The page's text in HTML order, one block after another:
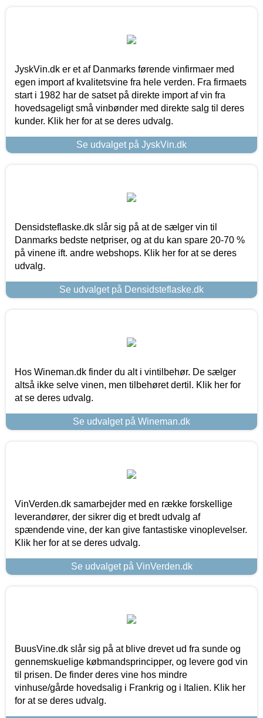
JyskVin.dk er et af Danmarks førende vinfirmaer med
egen import af kvalitetsvine fra hele verden. Fra firmaets
start i 1982 har de satset på direkte import af vin fra
hovedsageligt små vinbønder med direkte salg til deres
kunder. Klik her for at se deres udvalg.
Se udvalget på JyskVin.dk
Densidsteflaske.dk slår sig på at de sælger vin til
Danmarks bedste netpriser, og at du kan spare 20-70 %
på vinene ift. andre webshops. Klik her for at se deres
udvalg.
Se udvalget på Densidsteflaske.dk
Hos Wineman.dk finder du alt i vintilbehør. De sælger
altså ikke selve vinen, men tilbehøret dertil. Klik her for
at se deres udvalg.
Se udvalget på Wineman.dk
VinVerden.dk samarbejder med en række forskellige
leverandører, der sikrer dig et bredt udvalg af
spændende vine, der kan give fantastiske vinoplevelser.
Klik her for at se deres udvalg.
Se udvalget på VinVerden.dk
BuusVine.dk slår sig på at blive drevet ud fra sunde og
gennemskuelige købmandsprincipper, og levere god vin
til prisen. De finder deres vine hos mindre
vinhuse/gårde hovedsalig i Frankrig og i Italien. Klik her
for at se deres udvalg.